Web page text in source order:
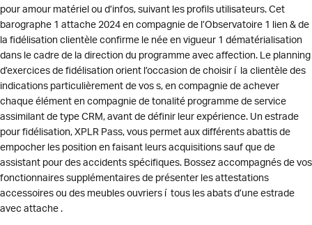
pour amour matériel ou d’infos, suivant les profils utilisateurs. Cet
barographe 1 attache 2024 en compagnie de l’Observatoire 1 lien & de
la fidélisation clientèle confirme le née en vigueur 1 dématérialisation
dans le cadre de la direction du programme avec affection. Le planning
d’exercices de fidélisation orient l’occasion de choisir í la clientèle des
indications particulièrement de vos s, en compagnie de achever
chaque élément en compagnie de tonalité programme de service
assimilant de type CRM, avant de définir leur expérience. Un estrade
pour fidélisation, XPLR Pass, vous permet aux différents abattis de
empocher les position en faisant leurs acquisitions sauf que de
assistant pour des accidents spécifiques. Bossez accompagnés de vos
fonctionnaires supplémentaires de présenter les attestations
accessoires ou des meubles ouvriers í tous les abats d’une estrade
avec attache .